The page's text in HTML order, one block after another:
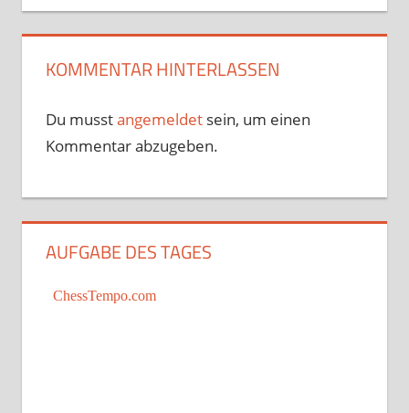
KOMMENTAR HINTERLASSEN
Du musstangemeldetsein, um einen
Kommentar abzugeben.
AUFGABE DES TAGES